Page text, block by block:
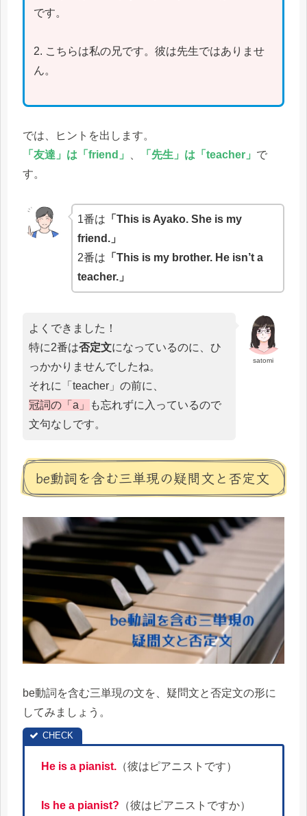
です。
2. こちらは私の兄です。彼は先生ではありませ
ん。
では、ヒントを出します。
「友達」は「friend」
「先生」は「teacher」 で
す。
1番は 「This is Ayako. She is my
friend.」
2番は 「This is my brother. He isn’t a
teacher.」
satomi
よくできました！
特に2番は否定文になっているのに、ひ
っかかりませんでしたね。
それに「teacher」の前に、
冠詞の「a」
も忘れずに入っているので
文句なしです。
be動詞を含む三単現の疑問文と否定文
be動詞を含む三単現の文を、疑問文と否定文の形に
してみましょう。
He is a pianist. （彼はピアニストです）
Is he a pianist? （彼はピアニストですか）